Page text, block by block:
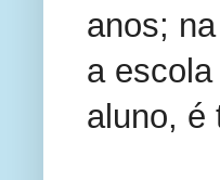
anos;
a
aluno, é